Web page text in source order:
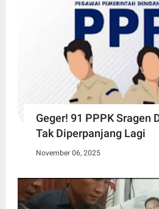
Geger! 91 PPPK Sragen
Tak Diperpanjang Lagi
November 06, 2025